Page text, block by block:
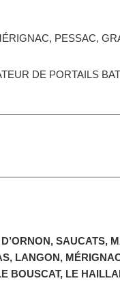
PESSAC,
DE PORTAILS
SAUCATS,
LANGON,
BOUSCAT, LE